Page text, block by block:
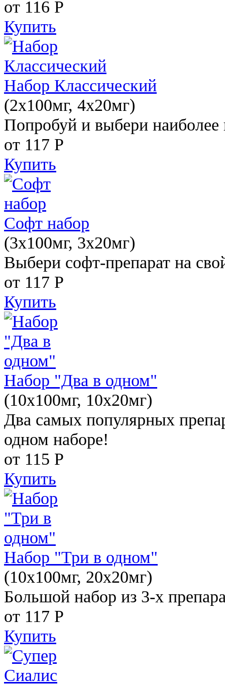
от 116 Р
Купить
Набор Классический
(2x100мг, 4x20мг)
Попробуй и выбери наиболее
от 117 Р
Купить
Софт набор
(3x100мг, 3x20мг)
Выбери софт-препарат на
от 117 Р
Купить
Набор "Два в одном"
(10x100мг, 10x20мг)
Два самых популярных
одном наборе!
от 115 Р
Купить
Набор "Три в одном"
(10x100мг, 20x20мг)
Большой набор из 3-х
от 117 Р
Купить